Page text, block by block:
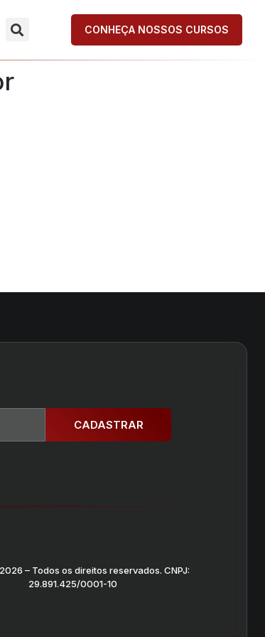
CONHEÇA NOSSOS CURSOS
CADASTRAR
– Todos os direitos reservados. CNPJ:
29.891.425/0001-10